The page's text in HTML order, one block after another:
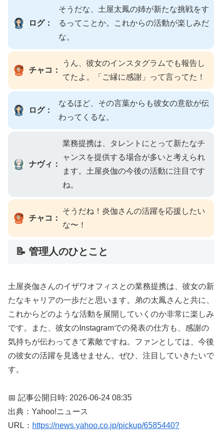
ログ：
そうだな、土屋太鳳の姉が新たな挑戦をす
るってことか。これからの活動が楽しみだ
な。
チャコ：
うん、彼女のインスタグラムでも報告し
てたよ。「ご縁に感謝」って言ってた！
ログ：
なるほど、その言葉からも彼女の意欲が伝
わってくるな。
ナヴィ：
業務提携は、タレントにとって新たなチ
ャンスを提供する場合が多いと考えられ
ます。土屋炎伽の今後の活動に注目です
ね。
チャコ：
そうだね！炎伽さんの活躍を応援したい
な〜！
📝 管理人のひとこと
土屋炎伽さんのイザワオフィスとの業務提携は、彼女の新
たなキャリアの一歩だと思います。弟の太鳳さんと共に、
これからどのような活動を展開していくのか非常に楽しみ
です。また、彼女のInstagramでの発表の仕方も、感謝の
気持ちが伝わってきて素敵ですね。ファンとしては、今後
の彼女の活躍を見逃せません。ぜひ、注目していきたいで
す。
📅 記事公開日時: 2026-06-24 08:35
出典：Yahoo!ニュース
URL： https://news.yahoo.co.jp/pickup/6585440?